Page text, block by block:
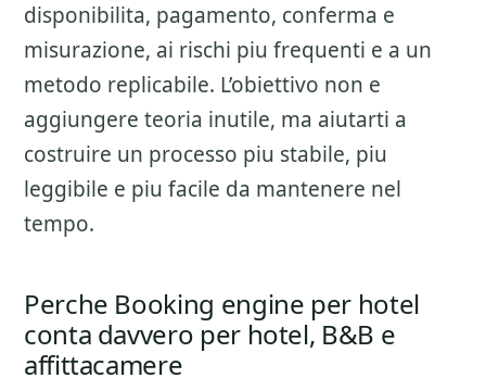
disponibilita, pagamento, conferma e
misurazione, ai rischi piu frequenti e a un
metodo replicabile. L’obiettivo non e
aggiungere teoria inutile, ma aiutarti a
costruire un processo piu stabile, piu
leggibile e piu facile da mantenere nel
tempo.
Perche Booking engine per hotel
conta davvero per hotel, B&B e
affittacamere